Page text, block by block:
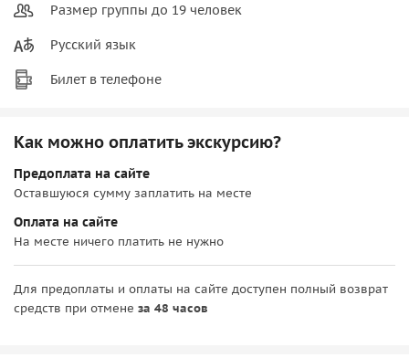
Размер группы до 19 человек
Русский язык
Билет в телефоне
Как можно оплатить экскурсию?
Предоплата на сайте
Оставшуюся сумму заплатить на месте
Оплата на сайте
На месте ничего платить не нужно
Для предоплаты и оплаты на сайте доступен полный возврат
средств при отмене за 48 часов